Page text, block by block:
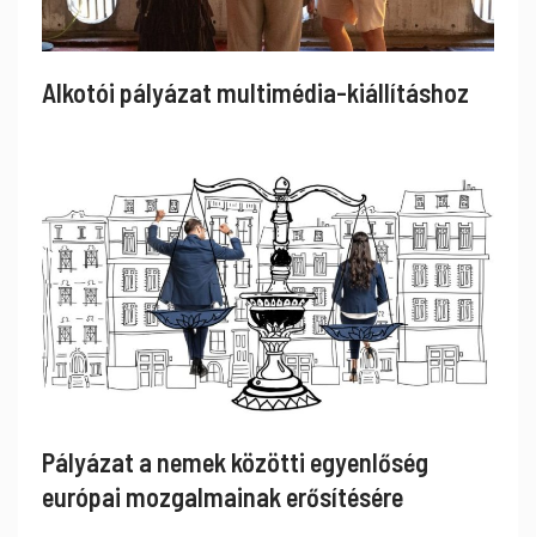
Alkotói pályázat multimédia-kiállításhoz
Pályázat a nemek közötti egyenlőség
európai mozgalmainak erősítésére